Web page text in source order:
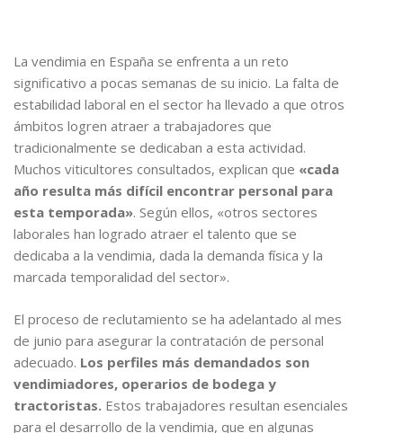
La vendimia en España se enfrenta a un reto
significativo a pocas semanas de su inicio. La falta de
estabilidad laboral en el sector ha llevado a que otros
ámbitos logren atraer a trabajadores que
tradicionalmente se dedicaban a esta actividad.
Muchos viticultores consultados, explican que «cada
año resulta más difícil encontrar personal para
esta temporada». Según ellos, «otros sectores
laborales han logrado atraer el talento que se
dedicaba a la vendimia, dada la demanda física y la
marcada temporalidad del sector».
El proceso de reclutamiento se ha adelantado al mes
de junio para asegurar la contratación de personal
adecuado. Los perfiles más demandados son
vendimiadores, operarios de bodega y
tractoristas. Estos trabajadores resultan esenciales
para el desarrollo de la vendimia, que en algunas